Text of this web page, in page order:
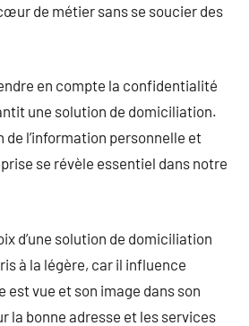
de métier sans se soucier des
en compte la confidentialité
une solution de domiciliation.
l’information personnelle et
se révèle essentiel dans notre
d’une solution de domiciliation
à la légère, car il influence
est vue et son image dans son
la bonne adresse et les services